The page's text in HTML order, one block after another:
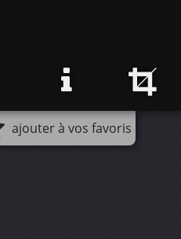
ajouter à vos favoris